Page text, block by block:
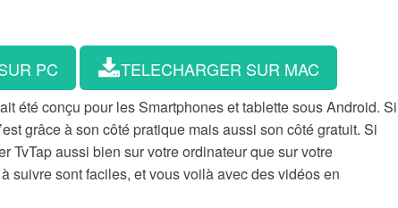
PC TELECHARGER SUR MAC
été conçu pour les Smartphones et tablette sous Android. Si
grâce à son côté pratique mais aussi son côté gratuit. Si
TvTap aussi bien sur votre ordinateur que sur votre
suivre sont faciles, et vous voilà avec des vidéos en